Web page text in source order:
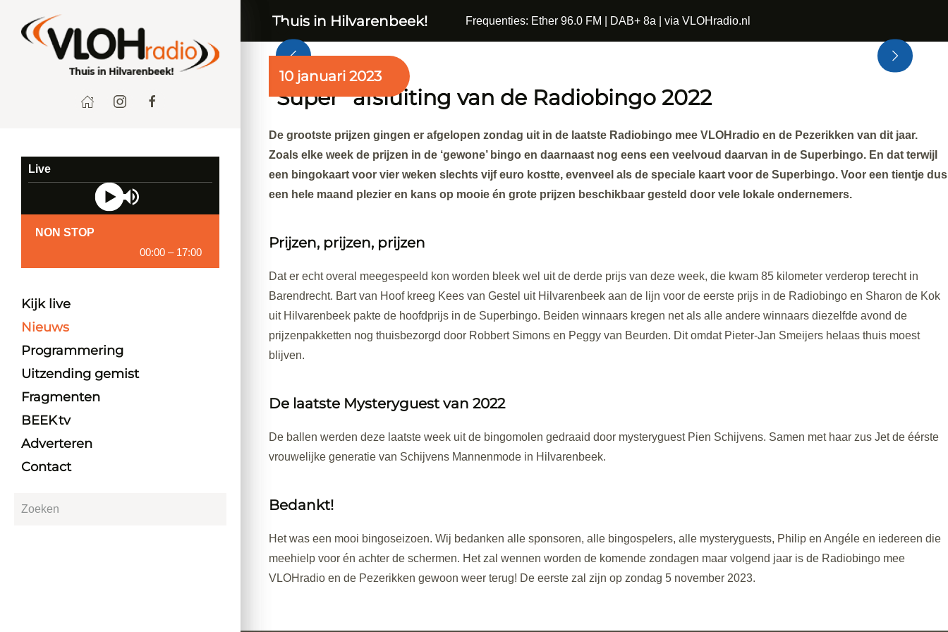
Live
NON STOP
00:00– 17:00
Kijk live
Nieuws
Programmering
Uitzending gemist
Fragmenten
BEEK tv
Adverteren
Contact
Thuis in Hilvarenbeek! Frequenties: Ether 96.0 FM | DAB+ 8a | via VLOHradio.nl
10 januari 2023
“Super” afsluiting van de Radiobingo 2022
De grootste prijzen gingen er afgelopen zondag uit in de laatste Radiobingo mee VLOHradio en de Pezerikken van dit jaar.
Zoals elke week de prijzen in de ‘gewone’ bingo en daarnaast nog eens een veelvoud daarvan in de Superbingo. En dat terwijl
een bingokaart voor vier weken slechts vijf euro kostte, evenveel als de speciale kaart voor de Superbingo. Voor een tientje dus
een hele maand plezier en kans op mooie én grote prijzen beschikbaar gesteld door vele lokale ondernemers.
Prijzen, prijzen, prijzen
Dat er echt overal meegespeeld kon worden bleek wel uit de derde prijs van deze week, die kwam 85 kilometer verderop terecht in
Barendrecht. Bart van Hoof kreeg Kees van Gestel uit Hilvarenbeek aan de lijn voor de eerste prijs in de Radiobingo en Sharon de Kok
uit Hilvarenbeek pakte de hoofdprijs in de Superbingo. Beiden winnaars kregen net als alle andere winnaars diezelfde avond de
prijzenpakketten nog thuisbezorgd door Robbert Simons en Peggy van Beurden. Dit omdat Pieter-Jan Smeijers helaas thuis moest
blijven.
De laatste Mysteryguest van 2022
De ballen werden deze laatste week uit de bingomolen gedraaid door mysteryguest Pien Schijvens. Samen met haar zus Jet de éérste
vrouwelijke generatie van Schijvens Mannenmode in Hilvarenbeek.
Bedankt!
Het was een mooi bingoseizoen. Wij bedanken alle sponsoren, alle bingospelers, alle mysteryguests, Philip en Angéle en iedereen die
meehielp voor én achter de schermen. Het zal wennen worden de komende zondagen maar volgend jaar is de Radiobingo mee
VLOHradio en de Pezerikken gewoon weer terug! De eerste zal zijn op zondag 5 november 2023.